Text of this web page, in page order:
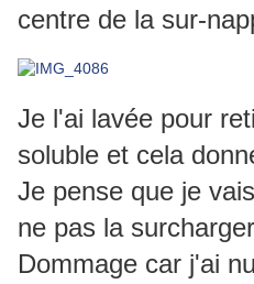
centre de la sur-
Je l'ai lavée pour
soluble et cela
Je pense que je
ne pas la
Dommage car j'ai